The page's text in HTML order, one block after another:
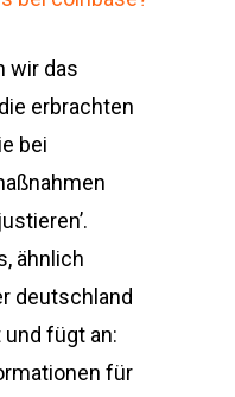
wir das
erbrachten
bei
ähnlich
deutschland
fügt an:
für